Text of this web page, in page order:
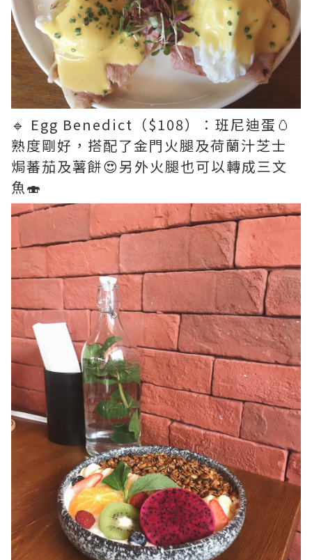
🔹 Egg Benedict（$108）：班尼迪蛋🥚
熟度剛好，搭配了金門火腿及荷蘭汁芝士
焗蕃茄及薯餅😍另外火腿也可以轉成三文
魚🍣